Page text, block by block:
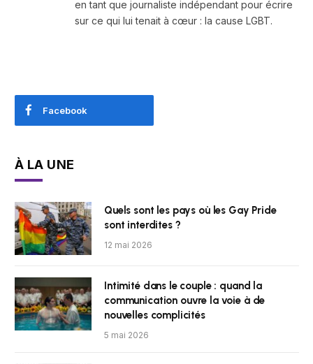
en tant que journaliste indépendant pour écrire
sur ce qui lui tenait à cœur : la cause LGBT.
Facebook
À LA UNE
Quels sont les pays où les Gay Pride
sont interdites ?
12 mai 2026
Intimité dans le couple : quand la
communication ouvre la voie à de
nouvelles complicités
5 mai 2026